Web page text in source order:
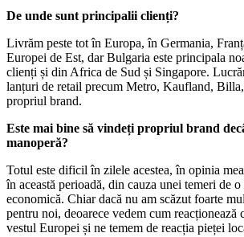
De unde sunt principalii clienți?
Livrăm peste tot în Europa, în Germania,
Europei de Est, dar Bulgaria este principala
clienți și din Africa de Sud și Singapore.
lanțuri de retail precum Metro, Kaufland,
propriul brand.
Este mai bine să vindeți propriul brand
manoperă?
Totul este dificil în zilele acestea, în opinia
în această perioadă, din cauza unei temeri de
economică. Chiar dacă nu am scăzut foarte
pentru noi, deoarece vedem cum reacționează
vestul Europei și ne temem de reacția pieței